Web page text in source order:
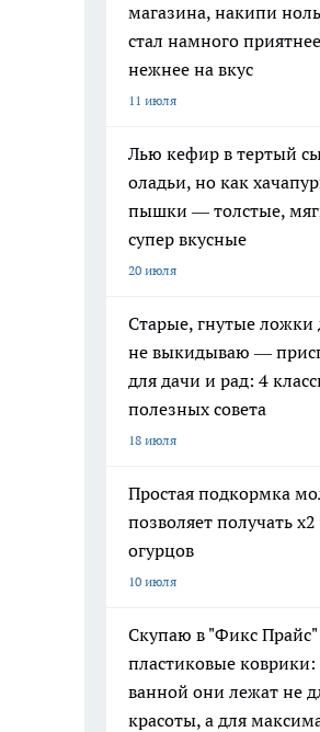
магазина, накипи
стал намного
нежнее на вкус
11 июля
Лью кефир в тертый
оладьи, но как
пышки — толстые,
супер вкусные
20 июля
Старые, гнутые ложки
не выкидываю —
для дачи и рад: 4
полезных совета
18 июля
Простая подкормка
позволяет получать
огурцов
10 июля
Скупаю в "Фикс Прайс"
пластиковые коврики:
ванной они лежат не
красоты, а для